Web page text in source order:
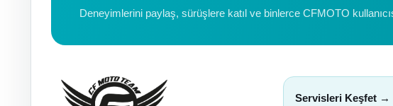
Deneyimlerini paylaş, sürüşlere katıl ve binlerce CFMOTO
Servisleri Keşfet →